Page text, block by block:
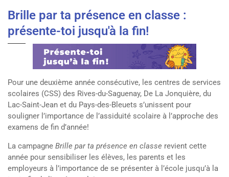
Brille par ta présence en classe :
présente-toi jusqu'à la fin!
Pour une deuxième année consécutive, les centres de services
scolaires (CSS) des Rives-du-Saguenay, De La Jonquière, du
Lac-Saint-Jean et du Pays-des-Bleuets s’unissent pour
souligner l’importance de l’assiduité scolaire à l’approche des
examens de fin d’année!
La campagne Brille par ta présence en classe revient cette
année pour sensibiliser les élèves, les parents et les
employeurs à l’importance de se présenter à l’école jusqu’à la